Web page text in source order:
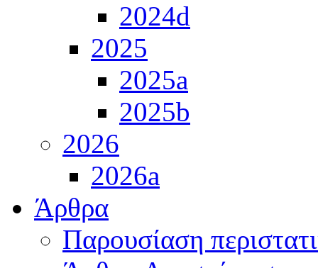
2024d
2025
2025a
2025b
2026
2026a
Άρθρα
Παρουσίαση